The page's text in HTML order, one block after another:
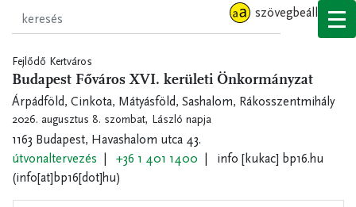
szövegbeállítások
Fejlődő Kertváros
Budapest Főváros XVI. kerületi Önkormányzat
Árpádföld, Cinkota, Mátyásföld, Sashalom, Rákosszentmihály
2026. augusztus 8. szombat, László napja
1163 Budapest, Havashalom utca 43.
útvonaltervezés
+36 1 401 1400 info [kukac] bp16.hu
(info[at]bp16[dot]hu)